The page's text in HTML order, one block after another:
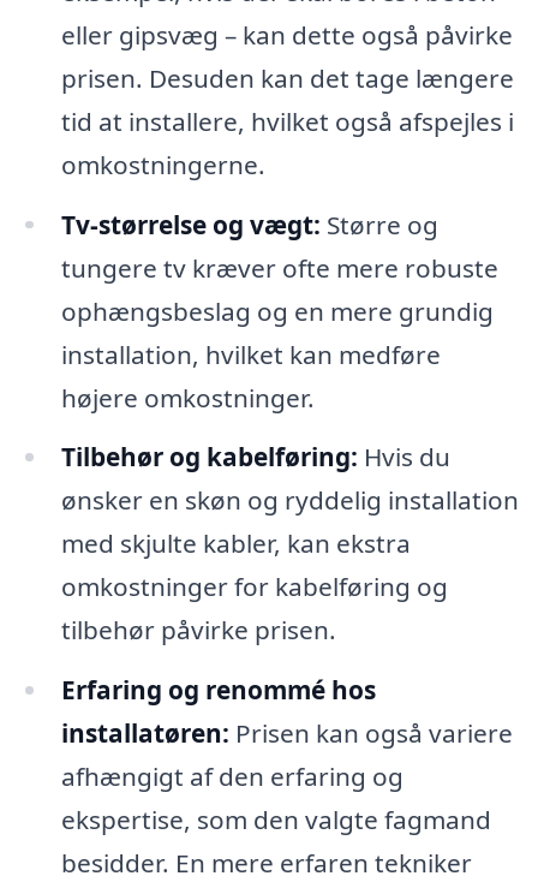
eller gipsvæg – kan dette også påvirke
prisen. Desuden kan det tage længere
tid at installere, hvilket også afspejles i
omkostningerne.
Tv-størrelse og vægt: Større og
tungere tv kræver ofte mere robuste
ophængsbeslag og en mere grundig
installation, hvilket kan medføre
højere omkostninger.
Tilbehør og kabelføring: Hvis du
ønsker en skøn og ryddelig installation
med skjulte kabler, kan ekstra
omkostninger for kabelføring og
tilbehør påvirke prisen.
Erfaring og renommé hos
installatøren: Prisen kan også variere
afhængigt af den erfaring og
ekspertise, som den valgte fagmand
besidder. En mere erfaren tekniker